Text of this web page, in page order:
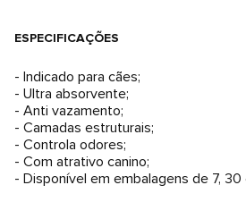
ESPECIFICAÇÕES
- Indicado para cães;
- Ultra absorvente;
- Anti vazamento;
- Camadas estruturais;
- Controla odores;
- Com atrativo canino;
- Disponível em embalagens de 7,